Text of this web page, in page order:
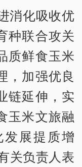
消化吸收优
种联合攻关
质鲜食玉米
，加强优良
链延伸，实
玉米文旅融
展提质增
关负责人表